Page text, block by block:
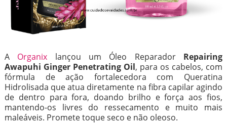
A Organix lançou um Óleo Reparador Repairing
Awapuhi Ginger Penetrating Oil, para os cabelos, com
fórmula de ação fortalecedora com Queratina
Hidrolisada que atua diretamente na fibra capilar agindo
de dentro para fora, doando brilho e força aos fios,
mantendo-os livres do ressecamento e muito mais
maleáveis. Promete toque seco e não oleoso.